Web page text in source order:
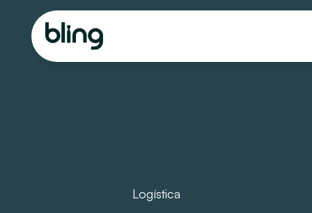
Logística